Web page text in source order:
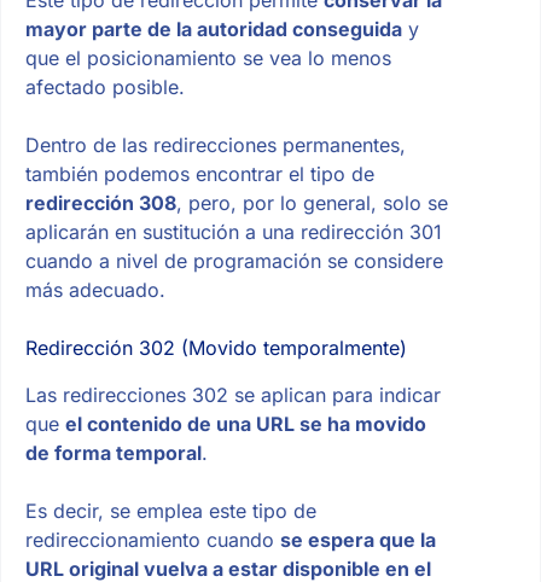
mayor parte de la autoridad conseguiday
que el posicionamiento se vea lo menos
afectado posible.
Dentro de las redirecciones permanentes,
también podemos encontrar el tipo de
redirección 308, pero, por lo general, solo se
aplicarán en sustitución a una redirección 301
cuando a nivel de programación se considere
más adecuado.
Redirección 302 (Movido temporalmente)
Las redirecciones 302 se aplican para indicar
que el contenido de una URL se ha movido
de forma temporal.
Es decir, se emplea este tipo de
redireccionamiento cuando se espera que la
URL original vuelva a estar disponible en el